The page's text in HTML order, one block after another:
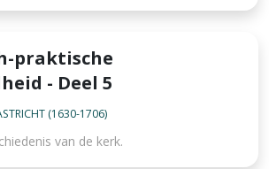
praktische
- Deel 5
(1630-1706)
van de kerk.